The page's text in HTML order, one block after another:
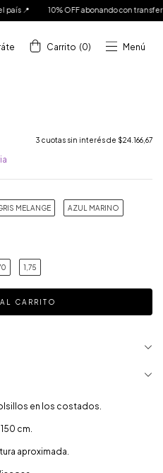
con transferencia bancaria 📍 3 Cuotas
Menú
Carrito (0)
3 cuotas sin interés de $24.166,67
MELANGE AZUL MARINO
1,75
en los costados.
cm.
aproximada.